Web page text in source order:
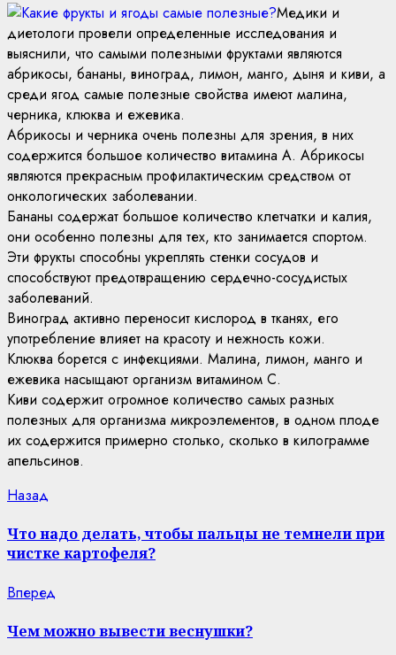
Медики и
диетологи провели определенные исследования и
выяснили, что самыми полезными фруктами являются
абрикосы, бананы, виноград, лимон, манго, дыня и киви, а
среди ягод самые полезные свойства имеют малина,
черника, клюква и ежевика.
Абрикосы и черника очень полезны для зрения, в них
содержится большое количество витамина А. Абрикосы
являются прекрасным профилактическим средством от
онкологических заболевании.
Бананы содержат большое количество клетчатки и калия,
они особенно полезны для тех, кто занимается спортом.
Эти фрукты способны укреплять стенки сосудов и
способствуют предотвращению сердечно-сосудистых
заболеваний.
Виноград активно переносит кислород в тканях, его
употребление влияет на красоту и нежность кожи.
Клюква борется с инфекциями. Малина, лимон, манго и
ежевика насыщают организм витамином С.
Киви содержит огромное количество самых разных
полезных для организма микроэлементов, в одном плоде
их содержится примерно столько, сколько в килограмме
апельсинов.
Continue
Reading
Назад
Что надо делать, чтобы пальцы не темнели при
чистке картофеля?
Вперед
Чем можно вывести веснушки?